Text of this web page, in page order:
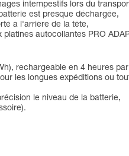
intempestifs lors du
est presque déchargée,
à l'arrière de la tête,
autocollantes PRO
rechargeable en 4 heures
les longues expéditions ou
le niveau de la batterie,